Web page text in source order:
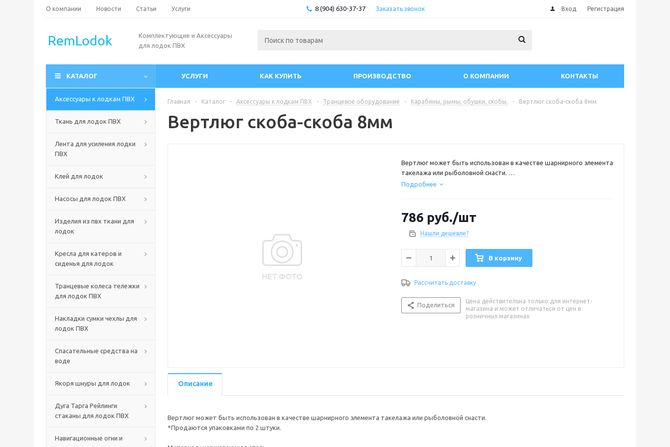
О компании Новости Статьи Услуги 8 (904) 630-37-37 Заказать звонок Вход Регистрация
Комплектующие и Аксессуары
для лодок ПВХ
КАТАЛОГ УСЛУГИ КАК КУПИТЬ ПРОИЗВОДСТВО О КОМПАНИИ КОНТАКТЫ
Аксессуары к лодкам ПВХ
Ткань для лодок ПВХ
Лента для усиления лодки
ПВХ
Клей для лодок
Насосы для лодок ПВХ
Изделия из пвх ткани для
лодок
Кресла для катеров и
сиденья для лодок
Транцевые колеса тележки
для лодок ПВХ
Накладки сумки чехлы для
лодок ПВХ
Спасательные средства на
воде
Якоря шнуры для лодок
Дуга Тарга Рейлинги
стаканы для лодок ПВХ
Навигационные огни и
Главная - Каталог - Аксессуары к лодкам ПВХ - Транцевое оборудование - Карабины, рымы, обушки, скобы. - Вертлюг скоба-скоба 8мм
Вертлюг скоба-скоба 8мм
Вертлюг может быть использован в качестве шарнирного элемента
такелажа или рыболовной снасти.
*Продаются упаковками по 2 штуки.
Подробнее
786 руб./шт
Нашли дешевле?
В корзину
Рассчитать доставку
Поделиться
Цена действительна только для интернет-
магазина и может отличаться от цен в
розничных магазинах
Описание
Вертлюг может быть использован в качестве шарнирного элемента такелажа или рыболовной снасти.
*Продаются упаковками по 2 штуки.